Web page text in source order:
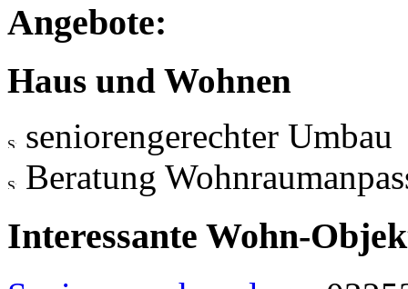
Angebote:
Haus und Wohnen
seniorengerechter Umbau
Beratung
Interessante Wohn-